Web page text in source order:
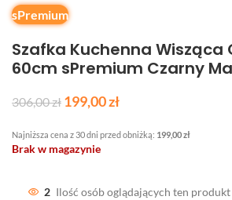
sPremium
Szafka Kuchenna Wisząca
60cm sPremium Czarny
306,00zł 199,00zł
Najniższa cena z 30 dni przed obniżką: 199,00zł
Brak w magazynie
2 Ilość osób oglądających ten produkt